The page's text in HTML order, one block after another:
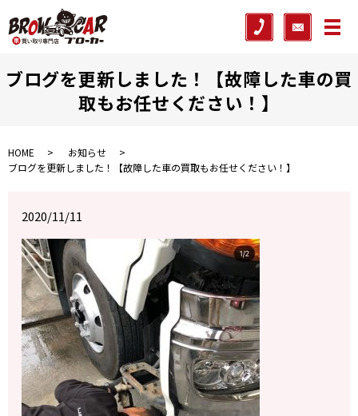
メ
ブログを更新しました！【故障した車の買
取もお任せください！】
HOME
お知らせ
ブログを更新しました！【故障した車の買取もお任せください！】
2020/11/11